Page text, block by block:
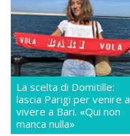
La scelta di Domitille:
lascia Parigi per venire a
vivere a Bari. «Qui non
manca nulla»